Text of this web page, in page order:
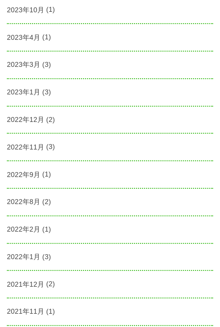
2023年10月 (1)
2023年4月 (1)
2023年3月 (3)
2023年1月 (3)
2022年12月 (2)
2022年11月 (3)
2022年9月 (1)
2022年8月 (2)
2022年2月 (1)
2022年1月 (3)
2021年12月 (2)
2021年11月 (1)